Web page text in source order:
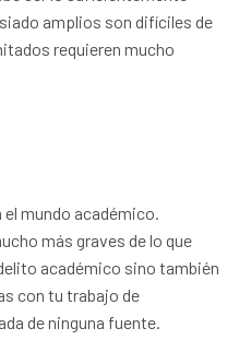
amplios son difíciles de
requieren mucho
mundo académico.
más graves de lo que
académico sino también
con tu trabajo de
de ninguna fuente.